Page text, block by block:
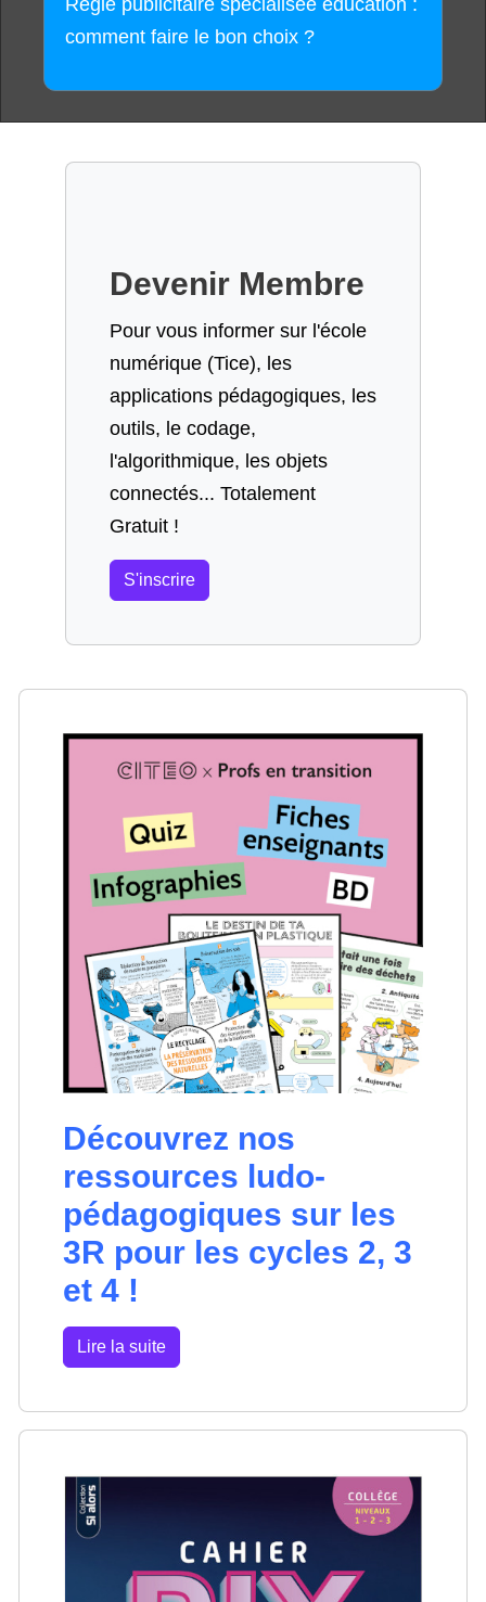
comment faire le bon choix ?
Devenir Membre
Pour vous informer sur l'école
numérique (Tice), les
applications pédagogiques, les
outils, le codage,
l'algorithmique, les objets
connectés... Totalement
Gratuit !
S'inscrire
Découvrez nos
ressources ludo-
pédagogiques sur les
3R pour les cycles 2, 3
et 4 !
Lire la suite